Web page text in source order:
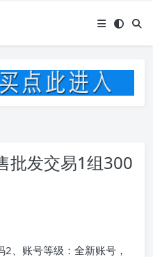
批发交易1组300
、账号等级：全新账号，